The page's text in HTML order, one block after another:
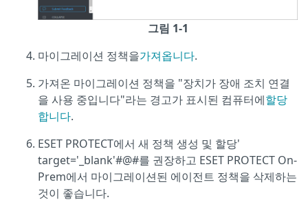
그림 1-1
마이그레이션 정책을가져옵니다.
가져온 마이그레이션 정책을 "장치가 장애 조치 연결
을 사용 중입니다"라는 경고가 표시된 컴퓨터에할당
합니다.
ESET PROTECT에서 새 정책 생성 및 할당'
target='_blank'#@#를 권장하고 ESET PROTECT On-
Prem에서 마이그레이션된 에이전트 정책을 삭제하는
것이 좋습니다.